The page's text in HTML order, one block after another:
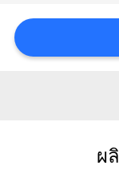
ติดต่อ
เรา
ผ